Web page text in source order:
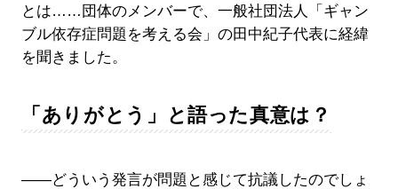
とは……団体のメンバーで、一般社団法人「ギャン
ブル依存症問題を考える会」の田中紀子代表に経緯
を聞きました。
「ありがとう」と語った真意は？
――どういう発言が問題と感じて抗議したのでしょ